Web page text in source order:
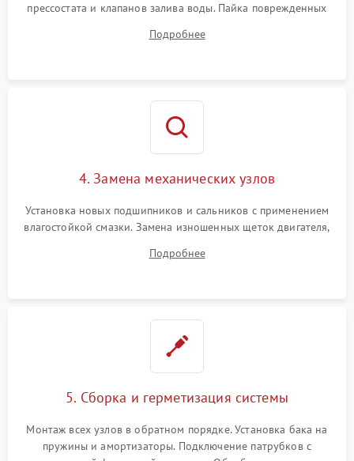
прессостата и клапанов залива воды. Пайка поврежденных
Восстановление целостности проводки и контактов.
Подробнее
4. Замена механических узлов
Установка новых подшипников и сальников с применением
влагостойкой смазки. Замена изношенных щеток двигателя,
или поврежденной резиновой манжеты.
Подробнее
5. Сборка и герметизация системы
Монтаж всех узлов в обратном порядке. Установка бака на
пружины и амортизаторы. Подключение патрубков с